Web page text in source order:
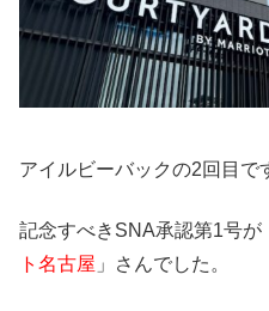
アイルビーバックの2回目で
記念すべきSNA承認第1号が
ト名古屋 」さんでした。